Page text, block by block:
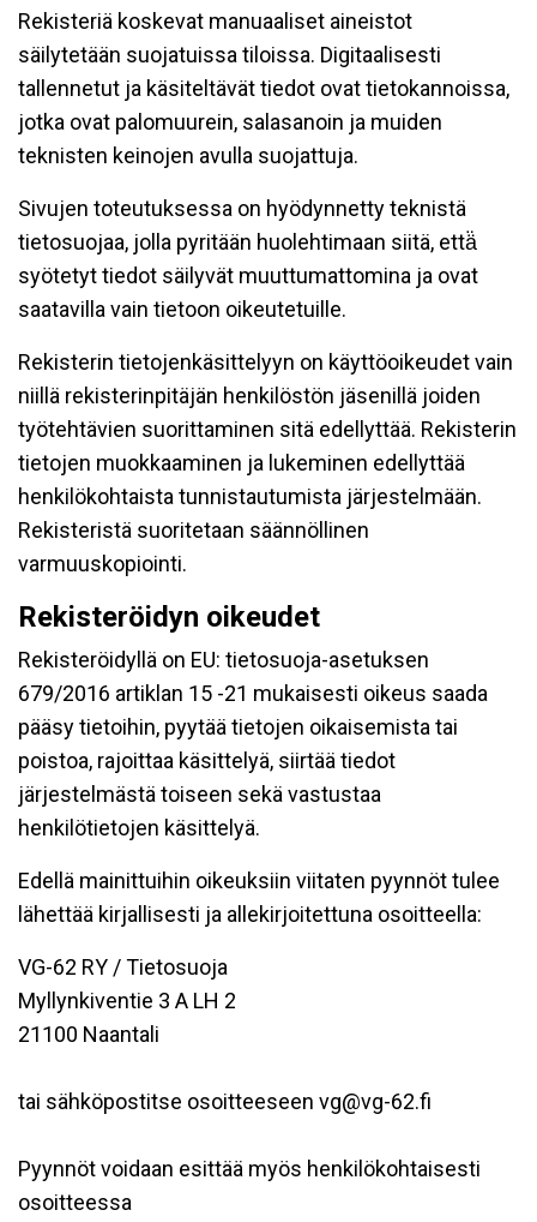
Rekisteriä koskevat manuaaliset aineistot
säilytetään suojatuissa tiloissa. Digitaalisesti
tallennetut ja käsiteltävät tiedot ovat tietokannoissa,
jotka ovat palomuurein, salasanoin ja muiden
teknisten keinojen avulla suojattuja.
Sivujen toteutuksessa on hyödynnetty teknistä
tietosuojaa, jolla pyritään huolehtimaan siitä, että̈
syötetyt tiedot säilyvät muuttumattomina ja ovat
saatavilla vain tietoon oikeutetuille.
Rekisterin tietojenkäsittelyyn on käyttöoikeudet vain
niillä rekisterinpitäjän henkilöstön jäsenillä joiden
työtehtävien suorittaminen sitä edellyttää. Rekisterin
tietojen muokkaaminen ja lukeminen edellyttää
henkilökohtaista tunnistautumista järjestelmään.
Rekisteristä suoritetaan säännöllinen
varmuuskopiointi.
Rekisteröidyn oikeudet
Rekisteröidyllä on EU: tietosuoja-asetuksen
679/2016 artiklan 15 -21 mukaisesti oikeus saada
pääsy tietoihin, pyytää tietojen oikaisemista tai
poistoa, rajoittaa käsittelyä, siirtää tiedot
järjestelmästä toiseen sekä vastustaa
henkilötietojen käsittelyä.
Edellä mainittuihin oikeuksiin viitaten pyynnöt tulee
lähettää kirjallisesti ja allekirjoitettuna osoitteella:
VG-62 RY / Tietosuoja
Myllynkiventie 3 A LH 2
21100 Naantali
tai sähköpostitse osoitteeseen vg@vg-62.fi
Pyynnöt voidaan esittää myös henkilökohtaisesti
osoitteessa